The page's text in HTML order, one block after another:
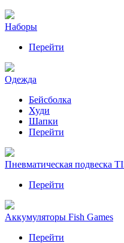
Наборы
Перейти
Одежда
Бейсболка
Худи
Шапки
Перейти
Пневматическая подвеска
Перейти
Аккумуляторы Fish Games
Перейти